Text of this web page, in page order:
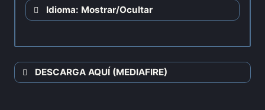
Idioma: Mostrar/Ocultar
DESCARGA AQUÍ (MEDIAFIRE)